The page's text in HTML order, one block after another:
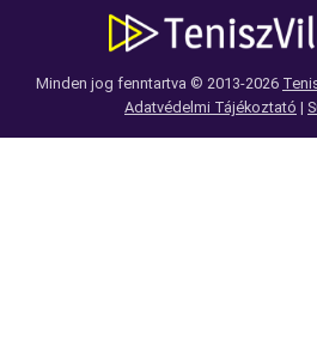
Minden jog fenntartva © 2013-2026
Adatvédelmi Tájékoztató |